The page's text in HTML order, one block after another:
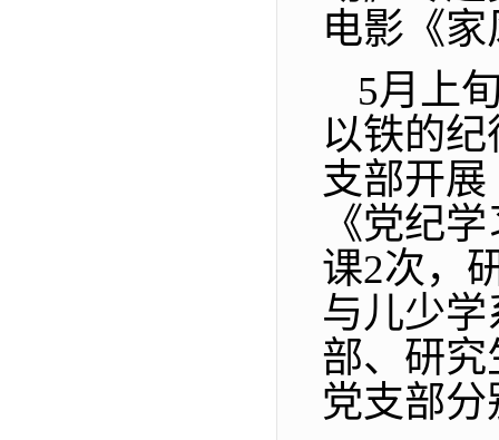
电影《
5月上
以铁的
支部开
《党纪
课2次，
与儿少
部、研
党支部